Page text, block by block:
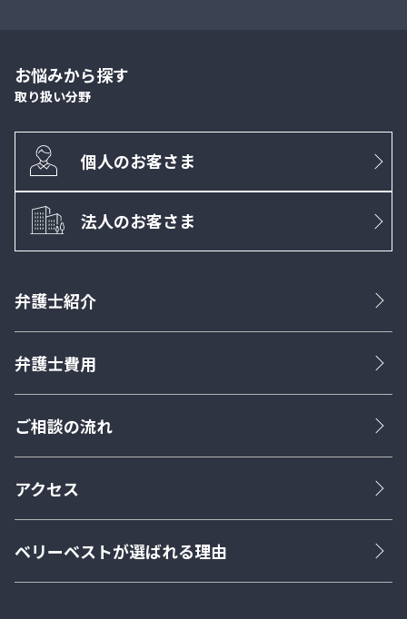
お悩みから探す
取り扱い分野
個人のお客さま
法人のお客さま
弁護士紹介
弁護士費用
ご相談の流れ
アクセス
ベリーベストが選ばれる理由